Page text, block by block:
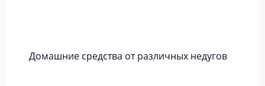
Домашние средства от различных недугов